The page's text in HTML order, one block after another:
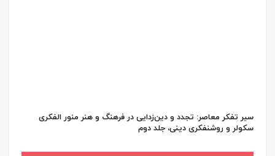
سیر تفکر معاصر: تجدد و دین‌زدایی در فرهنگ و هنر منور الفکری
سکولر و روشنفکری دینی، جلد دوم